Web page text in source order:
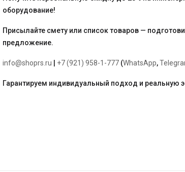
оборудование!
Присылайте смету или список товаров —
предложение.
info@shoprs.ru +7 (921) 958-1-777 (WhatsApp,
Гарантируем индивидуальный подход и реальную